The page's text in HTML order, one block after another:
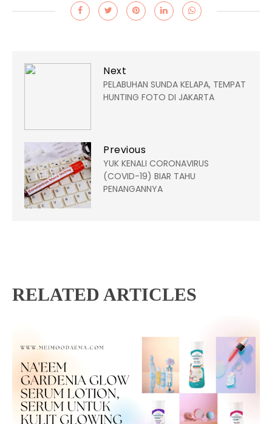
Next
PELABUHAN SUNDA KELAPA, TEMPAT
HUNTING FOTO DI JAKARTA
Previous
YUK KENALI CORONAVIRUS
(COVID-19) BIAR TAHU
PENANGANNYA
RELATED ARTICLES